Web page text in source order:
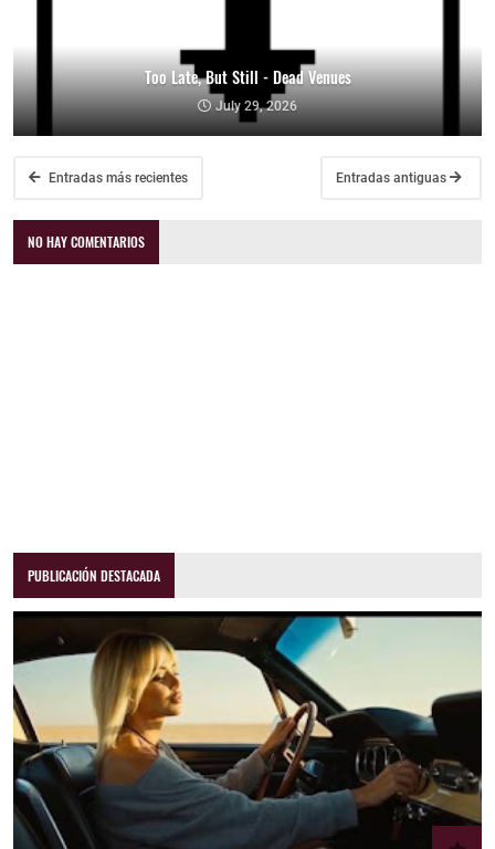
Too Late, But Still - Dead Venues
July 29, 2026
Entradas más recientes Entradas antiguas
NO HAY COMENTARIOS
PUBLICACIÓN DESTACADA